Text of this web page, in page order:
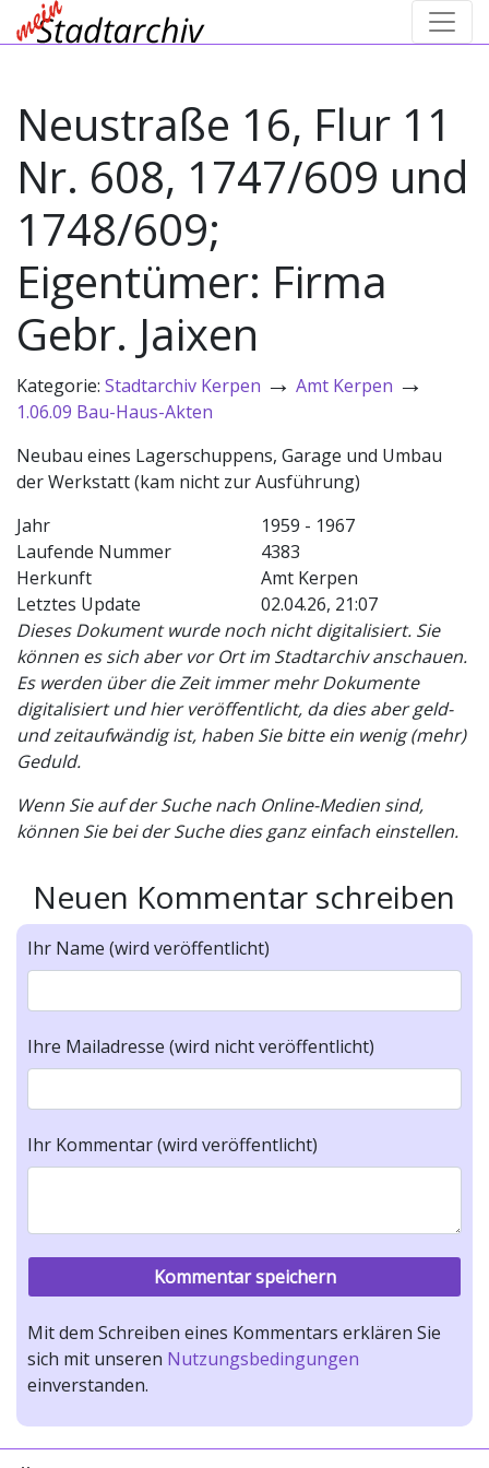
Neustraße 16, Flur 11
Nr. 608, 1747/609 und
1748/609;
Eigentümer: Firma
Gebr. Jaixen
Kategorie: Stadtarchiv Kerpen → Amt Kerpen →
1.06.09 Bau-Haus-Akten
Neubau eines Lagerschuppens, Garage und Umbau
der Werkstatt (kam nicht zur Ausführung)
Jahr
1959 - 1967
Laufende Nummer
4383
Herkunft
Amt Kerpen
Letztes Update
02.04.26, 21:07
Dieses Dokument wurde noch nicht digitalisiert. Sie
können es sich aber vor Ort im Stadtarchiv anschauen.
Es werden über die Zeit immer mehr Dokumente
digitalisiert und hier veröffentlicht, da dies aber geld-
und zeitaufwändig ist, haben Sie bitte ein wenig (mehr)
Geduld.
Wenn Sie auf der Suche nach Online-Medien sind,
können Sie bei der Suche dies ganz einfach einstellen.
Neuen Kommentar schreiben
Ihr Name (wird veröffentlicht)
Ihre Mailadresse (wird nicht veröffentlicht)
Ihr Kommentar (wird veröffentlicht)
Mit dem Schreiben eines Kommentars erklären Sie
sich mit unseren Nutzungsbedingungen
einverstanden.